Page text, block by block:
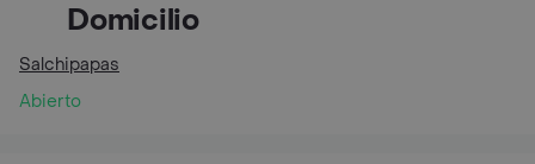
Domicilio
Salchipapas
Abierto